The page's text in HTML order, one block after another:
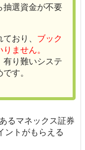
抽選資金が不要
おり、 ブック
ません。
有り難いシステ
す。
るマネックス証券
ントがもらえる